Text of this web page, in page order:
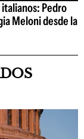
Pedro
Meloni desde la